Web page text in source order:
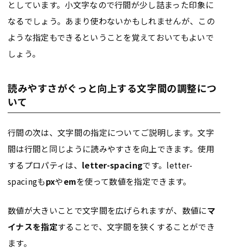
としています。小文字なので行間が少し詰まった印象に
なるでしょう。あまり使わないかもしれませんが、この
ような指定もできるということを覚えておいてもよいで
しょう。
読みやすさがぐっと向上する文字間の調整につ
いて
行間の次は、文字間の指定についてご説明します。文字
間は行間と同じように読みやすさを向上できます。使用
するプロパティは、 letter-spacingです。letter-
spacingもpxやemを使って数値を指定できます。
数値が大きいことで文字間を広げられますが、数値にマ
イナスを指定することで、文字間を狭くすることができ
ます。